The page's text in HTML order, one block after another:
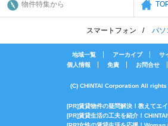
物件特集から
スマートフォン パソ
地域一覧 アーカイブ
サ
個人情報
免責 お問合せ
(C) CHINTAI Corporation All
[PR]賃貸物件の疑問解決！教えてエ
[PR]賃貸生活の工夫を紹介！